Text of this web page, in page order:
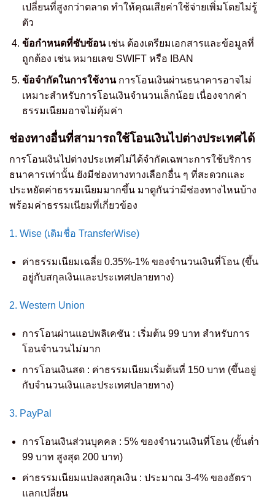
เปลี่ยนที่สูงกว่าตลาด ทำให้คุณเสียค่าใช้จ่ายเพิ่มโดยไม่รู้
ตัว
ข้อกำหนดที่ซับซ้อนเช่น ต้องเตรียมเอกสารและข้อมูลที่
ถูกต้อง เช่น หมายเลข SWIFT หรือ IBAN
ข้อจำกัดในการใช้งานการโอนเงินผ่านธนาคารอาจไม่
เหมาะสำหรับการโอนเงินจำนวนเล็กน้อย เนื่องจากค่า
ธรรมเนียมอาจไม่คุ้มค่า
ช่องทางอื่นที่สามารถใช้โอนเงินไปต่างประเทศได้
การโอนเงินไปต่างประเทศไม่ได้จำกัดเฉพาะการใช้บริการ
ธนาคารเท่านั้น ยังมีช่องทางทางเลือกอื่น ๆ ที่สะดวกและ
ประหยัดค่าธรรมเนียมมากขึ้น มาดูกันว่ามีช่องทางไหนบ้าง
พร้อมค่าธรรมเนียมที่เกี่ยวข้อง
1. Wise (เดิมชื่อ TransferWise)
ค่าธรรมเนียมเฉลี่ย 0.35%-1% ของจำนวนเงินที่โอน (ขึ้น
อยู่กับสกุลเงินและประเทศปลายทาง)
2. Western Union
การโอนผ่านแอปพลิเคชัน : เริ่มต้น 99 บาท สำหรับการ
โอนจำนวนไม่มาก
การโอนเงินสด : ค่าธรรมเนียมเริ่มต้นที่ 150 บาท (ขึ้นอยู่
กับจำนวนเงินและประเทศปลายทาง)
3. PayPal
การโอนเงินส่วนบุคคล : 5% ของจำนวนเงินที่โอน (ขั้นต่ำ
99 บาท สูงสุด 200 บาท)
ค่าธรรมเนียมแปลงสกุลเงิน : ประมาณ 3-4% ของอัตรา
แลกเปลี่ยน